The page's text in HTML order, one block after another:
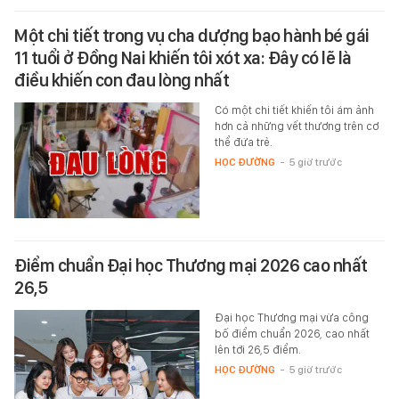
Một chi tiết trong vụ cha dượng bạo hành bé gái
11 tuổi ở Đồng Nai khiến tôi xót xa: Đây có lẽ là
điều khiến con đau lòng nhất
Có một chi tiết khiến tôi ám ảnh
hơn cả những vết thương trên cơ
thể đứa trẻ.
HỌC ĐƯỜNG - 5 giờ trước
Điểm chuẩn Đại học Thương mại 2026 cao nhất
26,5
Đại học Thương mại vừa công
bố điểm chuẩn 2026, cao nhất
lên tới 26,5 điểm.
HỌC ĐƯỜNG - 5 giờ trước